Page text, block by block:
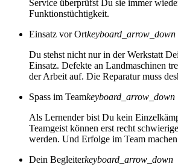
Service überprüfst Du sie immer
Funktionstüchtigkeit.
Einsatz vor Ortkeyboard_arrow_down
Du stehst nicht nur in der Werkstatt
Einsatz. Defekte an Landmaschinen
der Arbeit auf. Die Reparatur muss
Spass im Teamkeyboard_arrow_down
Als Lernender bist Du kein
Teamgeist können erst recht
werden. Und Erfolge im Team
Dein Begleiterkeyboard_arrow_down